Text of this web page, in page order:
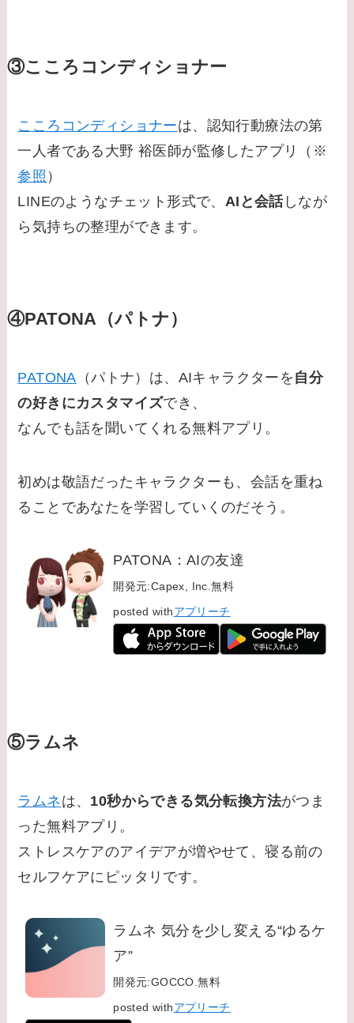
③こころコンディショナー
こころコンディショナーは、認知行動療法の第
一人者である大野 裕医師が監修したアプリ（※
参照 ）
LINEのようなチェット形式で、 AIと会話しなが
ら気持ちの整理ができます。
④PATONA（パトナ）
PATONA （パトナ）は、AIキャラクターを 自分
の好きにカスタマイズでき、
なんでも話を聞いてくれる無料アプリ。
初めは敬語だったキャラクターも、会話を重ね
ることであなたを学習していくのだそう。
PATONA：AIの友達
開発元:Capex, Inc.無料
posted withアプリーチ
⑤ラムネ
ラムネ は、 10秒からできる気分転換方法がつま
った無料アプリ。
ストレスケアのアイデアが増やせて、寝る前の
セルフケアにピッタリです。
ラムネ 気分を少し変える“ゆるケ
ア”
開発元:GOCCO.無料
posted withアプリーチ